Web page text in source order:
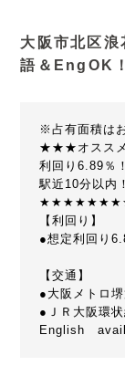
大阪市北区浪
語＆EngOK
※占有面積は
★★★オス
利回り6.89％！
駅近10分以内！
【利回り】
●想定利回り
【交通】
●大阪メトロ
●ＪＲ大阪環
English